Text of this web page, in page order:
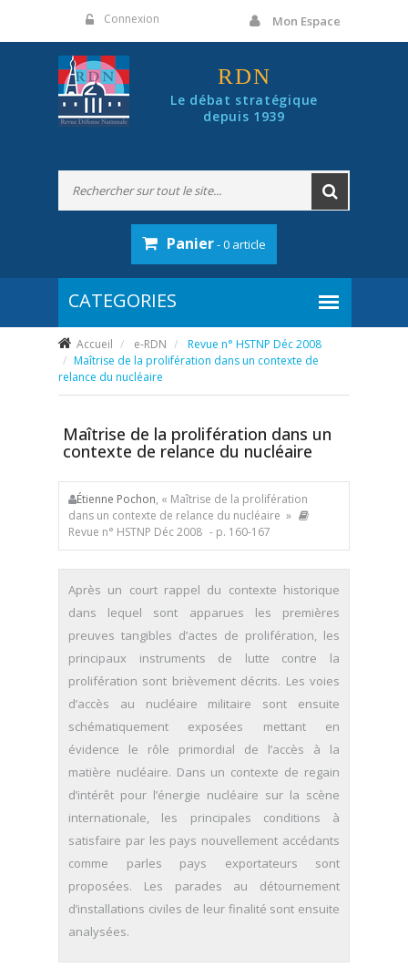
Connexion Mon Espace
RDN
Le débat stratégique
depuis 1939
Panier- 0 article
Accueil e-RDN
Revue n° HSTNP Déc 2008
Maîtrise de la prolifération dans un contexte de
relance du nucléaire
Maîtrise de la prolifération dans un
contexte de relance du nucléaire
Étienne Pochon, « Maîtrise de la prolifération
dans un contexte de relance du nucléaire »
Revue n° HSTNP Déc 2008 - p. 160-167
Après un court rappel du contexte historique
dans lequel sont apparues les premières
preuves tangibles d’actes de prolifération, les
principaux instruments de lutte contre la
prolifération sont brièvement décrits. Les voies
d’accès au nucléaire militaire sont ensuite
schématiquement exposées mettant en
évidence le rôle primordial de l’accès à la
matière nucléaire. Dans un contexte de regain
d’intérêt pour l’énergie nucléaire sur la scène
internationale, les principales conditions à
satisfaire par les pays nouvellement accédants
comme parles pays exportateurs sont
proposées. Les parades au détournement
d’installations civiles de leur finalité sont ensuite
analysées.